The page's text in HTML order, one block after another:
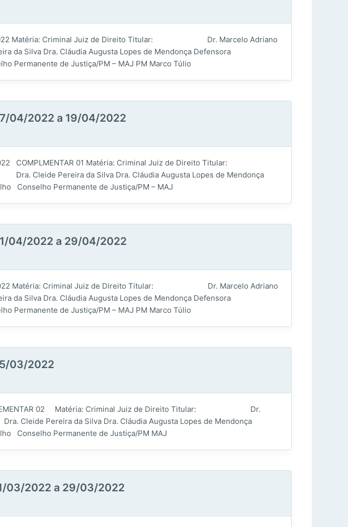
2022 Matéria: Criminal Juiz de Direito Titular: Dr. Marcelo Adriano
Dra. Cláudia Augusta Lopes de Mendonça Defensora
de Justiça/PM – MAJ PM Marco Túlio
04/2022 a 19/04/2022
2022 COMPLMENTAR 01 Matéria: Criminal Juiz de Direito Titular:
Cleide Pereira da Silva Dra. Cláudia Augusta Lopes de Mendonça
Permanente de Justiça/PM – MAJ
04/2022 a 29/04/2022
2022 Matéria: Criminal Juiz de Direito Titular: Dr. Marcelo Adriano
Dra. Cláudia Augusta Lopes de Mendonça Defensora
de Justiça/PM – MAJ PM Marco Túlio
03/2022
02 Matéria: Criminal Juiz de Direito Titular: Dr.
Pereira da Silva Dra. Cláudia Augusta Lopes de Mendonça
Permanente de Justiça/PM MAJ
03/2022 a 29/03/2022